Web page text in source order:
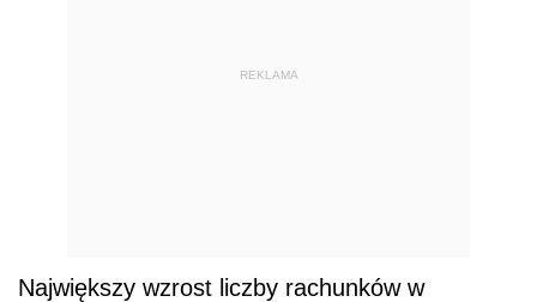
REKLAMA
Największy wzrost liczby rachunków w